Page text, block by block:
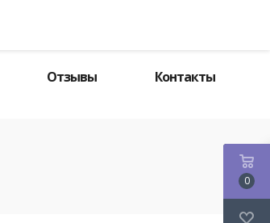
Отзывы Контакты
0